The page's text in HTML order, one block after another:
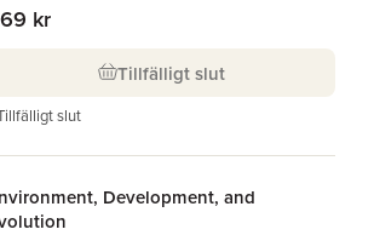
kr
Tillfälligt slut
slut
Development, and